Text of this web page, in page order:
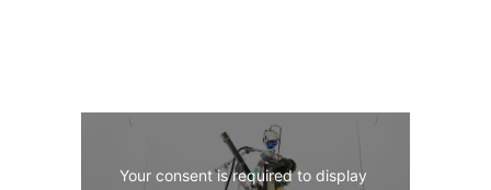
Your consent is required to display